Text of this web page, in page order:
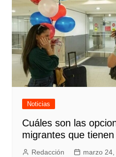
Noticias
Cuáles son las
migrantes que
Redacción marzo 24,